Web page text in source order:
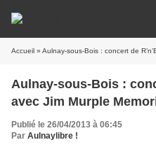
Accueil » Aulnay-sous-Bois : concert de R’n’B
Aulnay-sous-Bois :
avec Jim Murple
Publié le 26/04/2013 à 06:45
Par Aulnaylibre !